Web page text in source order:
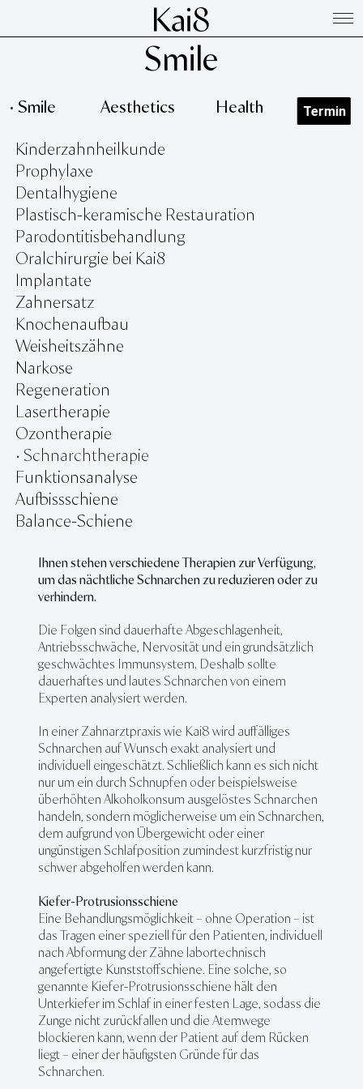
Smile
•Smile Aesthetics Health Termin
Kinderzahnheilkunde
Prophylaxe
Dentalhygiene
Plastisch-keramische Restauration
Parodontitisbehandlung
Oralchirurgie bei Kai8
Implantate
Zahnersatz
Knochenaufbau
Weisheitszähne
Narkose
Regeneration
Lasertherapie
Ozontherapie
• Schnarchtherapie
Funktionsanalyse
Aufbissschiene
Balance-Schiene
Ihnen stehen verschiedene Therapien zur Verfügung,
um das nächtliche Schnarchen zu reduzieren oder zu
verhindern.
Die Folgen sind dauerhafte Abgeschlagenheit,
Antriebsschwäche, Nervosität und ein grundsätzlich
geschwächtes Immunsystem. Deshalb sollte
dauerhaftes und lautes Schnarchen von einem
Experten analysiert werden.
In einer Zahnarztpraxis wie Kai8 wird auffälliges
Schnarchen auf Wunsch exakt analysiert und
individuell eingeschätzt. Schließlich kann es sich nicht
nur um ein durch Schnupfen oder beispielsweise
überhöhten Alkoholkonsum ausgelöstes Schnarchen
handeln, sondern möglicherweise um ein Schnarchen,
dem aufgrund von Übergewicht oder einer
ungünstigen Schlafposition zumindest kurzfristig nur
schwer abgeholfen werden kann.
Kiefer-Protrusionsschiene
Eine Behandlungsmöglichkeit – ohne Operation – ist
das Tragen einer speziell für den Patienten, individuell
nach Abformung der Zähne labortechnisch
angefertigte Kunststoffschiene. Eine solche, so
genannte Kiefer-Protrusionsschiene hält den
Unterkiefer im Schlaf in einer festen Lage, sodass die
Zunge nicht zurückfallen und die Atemwege
blockieren kann, wenn der Patient auf dem Rücken
liegt – einer der häufigsten Gründe für das
Schnarchen.